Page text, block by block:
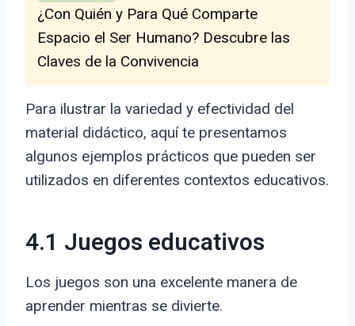
¿Con Quién y Para Qué Comparte
Espacio el Ser Humano? Descubre las
Claves de la Convivencia
Para ilustrar la variedad y efectividad del
material didáctico, aquí te presentamos
algunos ejemplos prácticos que pueden ser
utilizados en diferentes contextos educativos.
4.1 Juegos educativos
Los juegos son una excelente manera de
aprender mientras se divierte.